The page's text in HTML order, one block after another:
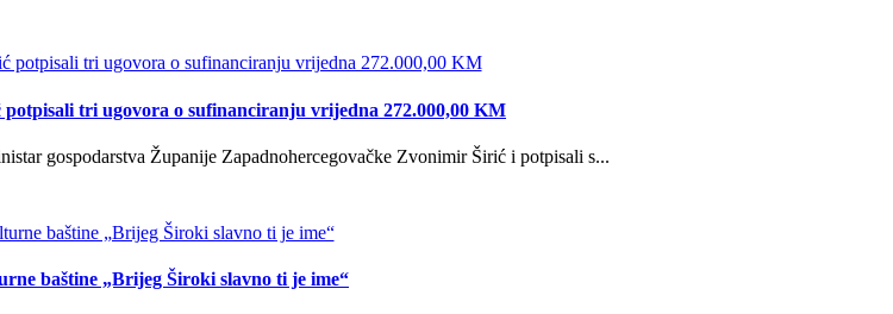
tri ugovora o sufinanciranju vrijedna 272.000,00 KM
gospodarstva Županije Zapadnohercegovačke Zvonimir Širić i potpisali s...
baštine „Brijeg Široki slavno ti je ime“